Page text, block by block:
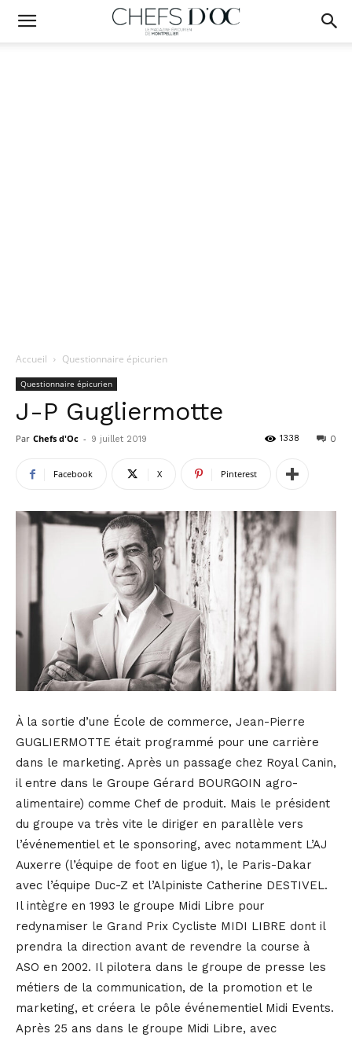
Accueil Questionnaire épicurien
Questionnaire épicurien
J-P Gugliermotte
Par Chefs d'Oc - 9 juillet 2019 0
1338
Facebook X Pinterest
À la sortie d’une École de commerce, Jean-Pierre
GUGLIERMOTTE était programmé pour une carrière
dans le marketing. Après un passage chez Royal Canin,
il entre dans le Groupe Gérard BOURGOIN agro-
alimentaire) comme Chef de produit. Mais le président
du groupe va très vite le diriger en parallèle vers
l’événementiel et le sponsoring, avec notamment L’AJ
Auxerre (l’équipe de foot en ligue 1), le Paris-Dakar
avec l’équipe Duc-Z et l’Alpiniste Catherine DESTIVEL.
Il intègre en 1993 le groupe Midi Libre pour
redynamiser le Grand Prix Cycliste MIDI LIBRE dont il
prendra la direction avant de revendre la course à
ASO en 2002. Il pilotera dans le groupe de presse les
métiers de la communication, de la promotion et le
marketing, et créera le pôle événementiel Midi Events.
Après 25 ans dans le groupe Midi Libre, avec